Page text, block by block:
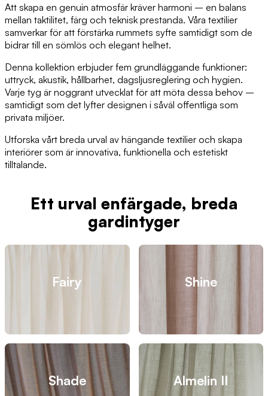
Att skapa en genuin atmosfär kräver harmoni – en balans
mellan taktilitet, färg och teknisk prestanda. Våra textilier
samverkar för att förstärka rummets syfte samtidigt som de
bidrar till en sömlös och elegant helhet.
Denna kollektion erbjuder fem grundläggande funktioner:
uttryck, akustik, hållbarhet, dagsljusreglering och hygien.
Varje tyg är noggrant utvecklat för att möta dessa behov –
samtidigt som det lyfter designen i såväl offentliga som
privata miljöer.
Utforska vårt breda urval av hängande textilier och skapa
interiörer som är innovativa, funktionella och estetiskt
tilltalande.
Ett urval enfärgade, breda
gardintyger
Fairy Shine
Shade Almelin II